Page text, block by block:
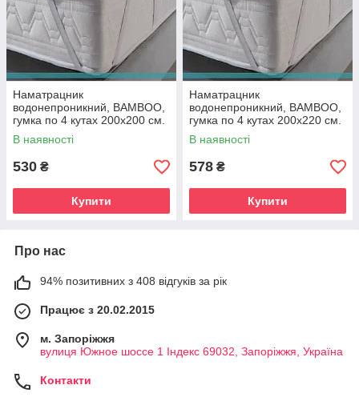
Наматрацник
водонепроникний, BAMBOO,
гумка по 4 кутах 200х200 см.
В наявності
530 ₴
Купити
Наматрацник
водонепроникний, BAMBOO,
гумка по 4 кутах 200х220 см.
В наявності
578 ₴
Купити
Про нас
94% позитивних з 408 відгуків за рік
Працює з 20.02.2015
м. Запоріжжя
вулиця Южное шоссе 1 Індекс 69032, Запоріжжя, Україна
Контакти